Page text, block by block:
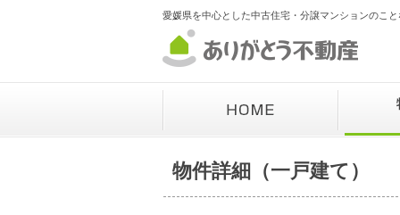
愛媛県を中心とした中古住宅・分譲マンションのこ
物件詳細（一戸建て）